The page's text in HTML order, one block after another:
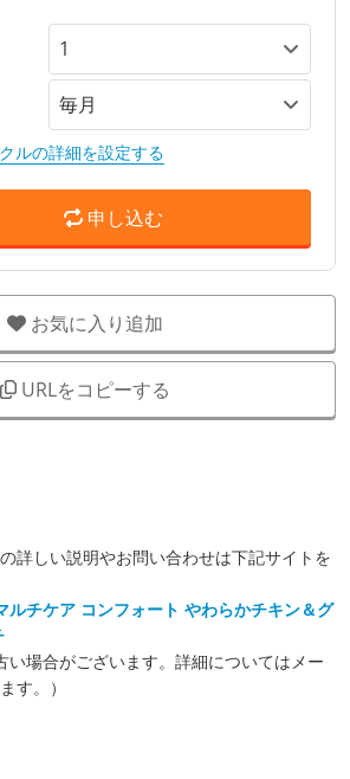
ルの詳細を設定する
申し込む
お気に入り追加
URLをコピーする
詳しい説明やお問い合わせは下記サイトを
ケア コンフォート やわらかチキン＆グ
い場合がございます。詳細についてはメー
す。）